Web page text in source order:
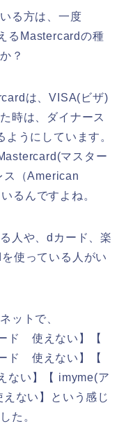
る方は、一度
るMastercardの種
？
は、VISA(ビザ)
時は、ダイナース
うにしています。
マスター
ス（American
るんですよね。
人や、dカード、楽
使っている人がい
ットで、
ド 使えない】【
ド 使えない】【
い】【 imyme(ア
ない】という感じ
た。